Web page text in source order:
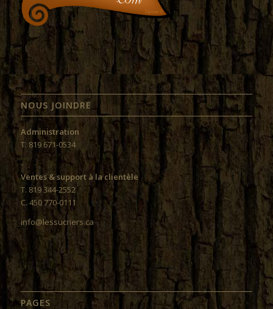
NOUS JOINDRE
Administration
T. 819 671-0534
-
Ventes & support à la clientèle
T. 819 344-2552
C. 450 770-0111
info@lessucriers.ca
PAGES